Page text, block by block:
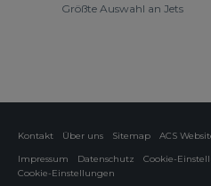
Größte Auswahl an Jets
Kontakt Über uns Sitemap
ACS
Impressum
Datenschutz Cookie-
Cookie-Einstellungen